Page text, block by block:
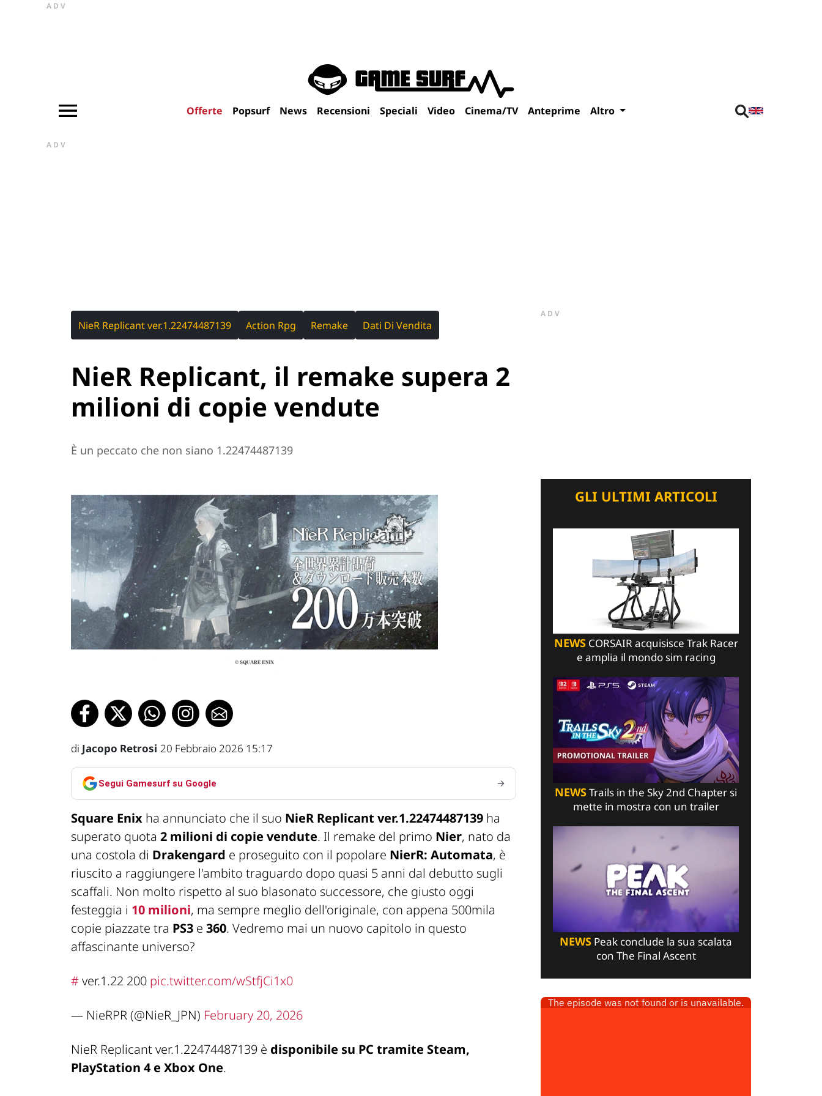
ADV
Offerte Popsurf News Recensioni Speciali Video Cinema/TV Anteprime Altro
ADV
NieR Replicant ver.1.22474487139 Action Rpg Remake Dati Di Vendita
NieR Replicant, il remake supera 2
milioni di copie vendute
È un peccato che non siano 1.22474487139
di Jacopo Retrosi 20 Febbraio 2026 15:17
Segui Gamesurf su Google
Square Enix ha annunciato che il suo NieR Replicant ver.1.22474487139 ha
superato quota 2 milioni di copie vendute. Il remake del primo Nier, nato da
una costola di Drakengard e proseguito con il popolare NierR: Automata, è
riuscito a raggiungere l'ambito traguardo dopo quasi 5 anni dal debutto sugli
scaffali. Non molto rispetto al suo blasonato successore, che giusto oggi
festeggia i 10 milioni, ma sempre meglio dell'originale, con appena 500mila
copie piazzate tra PS3 e 360. Vedremo mai un nuovo capitolo in questo
affascinante universo?
#ver.1.22 200 pic.twitter.com/wStfjCi1x0
— NieRPR (@NieR_JPN) February 20, 2026
NieR Replicant ver.1.22474487139 è disponibile su PC tramite Steam,
PlayStation 4 e Xbox One.
ADV
GLI ULTIMI ARTICOLI
NEWSCORSAIR acquisisce Trak Racer
e amplia il mondo sim racing
NEWSTrails in the Sky 2nd Chapter si
mette in mostra con un trailer
NEWS Peak conclude la sua scalata
con The Final Ascent